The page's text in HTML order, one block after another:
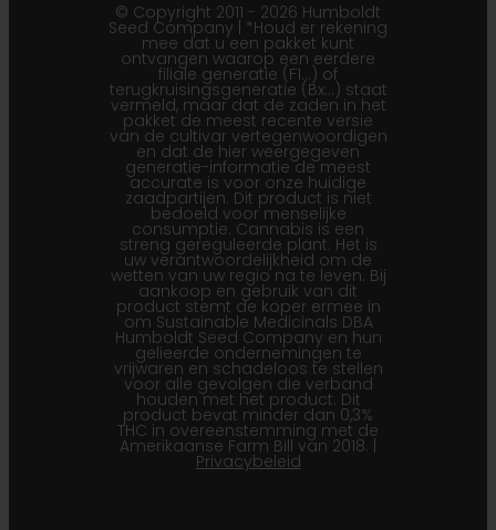
© Copyright 2011 - 2026 Humboldt
Seed Company | *Houd er rekening
mee dat u een pakket kunt
ontvangen waarop een eerdere
filiale generatie (F1…) of
terugkruisingsgeneratie (Bx…) staat
vermeld, maar dat de zaden in het
pakket de meest recente versie
van de cultivar vertegenwoordigen
en dat de hier weergegeven
generatie-informatie de meest
accurate is voor onze huidige
zaadpartijen. Dit product is niet
bedoeld voor menselijke
consumptie. Cannabis is een
streng gereguleerde plant. Het is
uw verantwoordelijkheid om de
wetten van uw regio na te leven. Bij
aankoop en gebruik van dit
product stemt de koper ermee in
om Sustainable Medicinals DBA
Humboldt Seed Company en hun
gelieerde ondernemingen te
vrijwaren en schadeloos te stellen
voor alle gevolgen die verband
houden met het product. Dit
product bevat minder dan 0,3%
THC in overeenstemming met de
Amerikaanse Farm Bill van 2018. |
Privacybeleid